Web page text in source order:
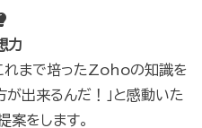
力
れまで培ったZohoの知識を
出来るんだ！」と感動いた
案をします。